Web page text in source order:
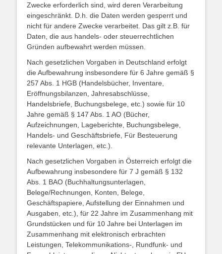
Zwecke erforderlich sind, wird deren Verarbeitung
eingeschränkt. D.h. die Daten werden gesperrt und
nicht für andere Zwecke verarbeitet. Das gilt z.B. für
Daten, die aus handels- oder steuerrechtlichen
Gründen aufbewahrt werden müssen.
Nach gesetzlichen Vorgaben in Deutschland erfolgt
die Aufbewahrung insbesondere für 6 Jahre gemäß §
257 Abs. 1 HGB (Handelsbücher, Inventare,
Eröffnungsbilanzen, Jahresabschlüsse,
Handelsbriefe, Buchungsbelege, etc.) sowie für 10
Jahre gemäß § 147 Abs. 1 AO (Bücher,
Aufzeichnungen, Lageberichte, Buchungsbelege,
Handels- und Geschäftsbriefe, Für Besteuerung
relevante Unterlagen, etc.).
Nach gesetzlichen Vorgaben in Österreich erfolgt die
Aufbewahrung insbesondere für 7 J gemäß § 132
Abs. 1 BAO (Buchhaltungsunterlagen,
Belege/Rechnungen, Konten, Belege,
Geschäftspapiere, Aufstellung der Einnahmen und
Ausgaben, etc.), für 22 Jahre im Zusammenhang mit
Grundstücken und für 10 Jahre bei Unterlagen im
Zusammenhang mit elektronisch erbrachten
Leistungen, Telekommunikations-, Rundfunk- und